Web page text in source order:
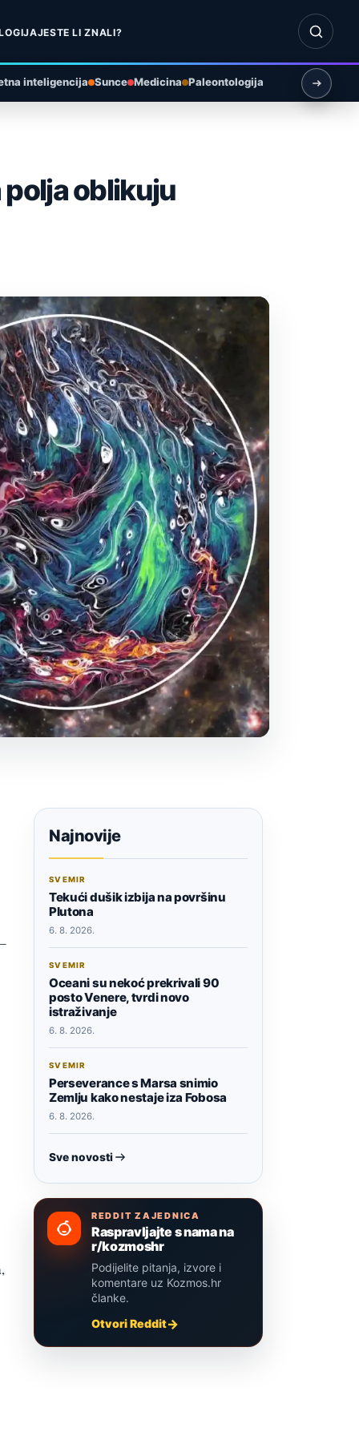
JESTE LI ZNALI?
Otvori
inteligencija Sunce Medicina Paleontologija
oblikuju
Najnovije
SVEMIR
Tekući dušik izbija na površinu
Plutona
6. 8. 2026.
SVEMIR
Oceani su nekoć prekrivali 90
posto Venere, tvrdi novo
istraživanje
6. 8. 2026.
SVEMIR
Perseverance s Marsa snimio
Zemlju kako nestaje iza Fobosa
6. 8. 2026.
Sve novosti
REDDIT ZAJEDNICA
Raspravljajte s nama na
r/kozmoshr
Podijelite pitanja, izvore i
komentare uz Kozmos.hr
članke.
Otvori Reddit